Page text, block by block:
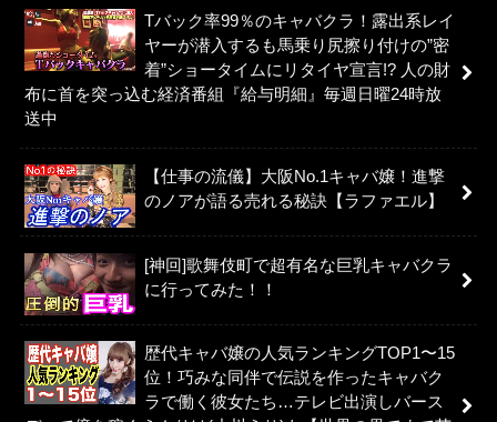
Tバック率99％のキャバクラ！露出系レイ
ヤーが潜入するも馬乗り尻擦り付けの”密
着”ショータイムにリタイヤ宣言!? 人の財
布に首を突っ込む経済番組『給与明細』毎週日曜24時放
送中
【仕事の流儀】大阪No.1キャバ嬢！進撃
のノアが語る売れる秘訣【ラファエル】
[神回]歌舞伎町で超有名な巨乳キャバクラ
に行ってみた！！
歴代キャバ嬢の人気ランキングTOP1〜15
位！巧みな同伴で伝説を作ったキャバク
ラで働く彼女たち…テレビ出演しバース